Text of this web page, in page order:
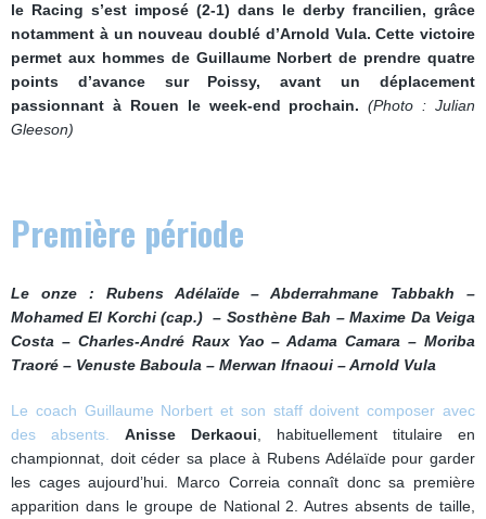
le Racing s’est imposé (2-1) dans le derby francilien, grâce
notamment à un nouveau doublé d’Arnold Vula. Cette victoire
permet aux hommes de Guillaume Norbert de prendre quatre
points d’avance sur Poissy, avant un déplacement
passionnant à Rouen le week-end prochain.(Photo : Julian
Gleeson)
Première période
Le onze : Rubens Adélaïde – Abderrahmane Tabbakh –
Mohamed El Korchi (cap.) – Sosthène Bah – Maxime Da Veiga
Costa – Charles-André Raux Yao – Adama Camara – Moriba
Traoré – Venuste Baboula – Merwan Ifnaoui – Arnold Vula
Le coach Guillaume Norbert et son staff doivent composer avec
des absents.
Anisse Derkaoui , habituellement titulaire en
championnat, doit céder sa place à Rubens Adélaïde pour garder
les cages aujourd’hui. Marco Correia connaît donc sa première
apparition dans le groupe de National 2. Autres absents de taille,